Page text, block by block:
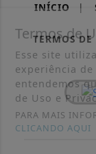
INÍCIO |
TERMOS
Termos de
Esse site
experiência
entendemos
de Uso e
PARA MAIS
CLICANDO AQUI